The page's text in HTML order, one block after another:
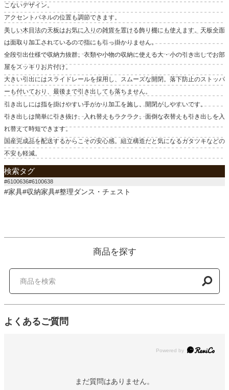
こないデザイン。
アクセントパネルの位置も調節できます。
美しい木目法の天板はお気に入りの雑貨を置ける飾り棚にも使えます。天板全面
は面取り加工されているので指にも引っ掛かりません。
全段引出仕様で収納力抜群。衣類や小物の収納に使える大・小の引き出しでお部
屋をスッキリお片付け。
大きい引出にはスライドレールを採用し、スムーズな開閉。落下防止のストッパ
ーも付いており、最後まで引き出しても落ちません。
引き出しには指を掛けやすい手がかり加工を施し、開閉がしやすいです。
引き出しは簡単に引き抜け、入れ替えもラクラク。面倒な衣替えも引き出しを入
れ替えて時短できます。
国産完成品を配送するからこその安心感。組立構造だと気になるガタツキなどの
不安も軽減。
検索タグ
#6100636#6100638
#家具#収納家具#整理ダンス・チェスト
商品を探す
よくあるご質問
Powered by
まだ質問はありません。